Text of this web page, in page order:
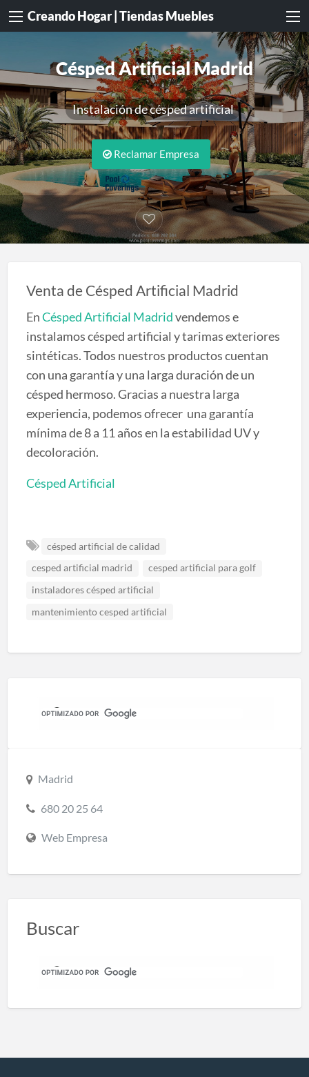
Creando Hogar | Tiendas Muebles
Césped Artificial Madrid
Instalación de césped artificial
Reclamar Empresa
Venta de Césped Artificial Madrid
EnCésped Artificial Madridvendemos e
instalamos césped artificial y tarimas exteriores
sintéticas. Todos nuestros productos cuentan
con una garantía y una larga duración de un
césped hermoso. Gracias a nuestra larga
experiencia, podemos ofrecer una garantía
mínima de 8 a 11 años en la estabilidad UV y
decoloración.
Césped Artificial
césped artificial de calidad
cesped artificial madrid
cesped artificial para golf
instaladores césped artificial
mantenimiento cesped artificial
Madrid
680 20 25 64
Web Empresa
Buscar